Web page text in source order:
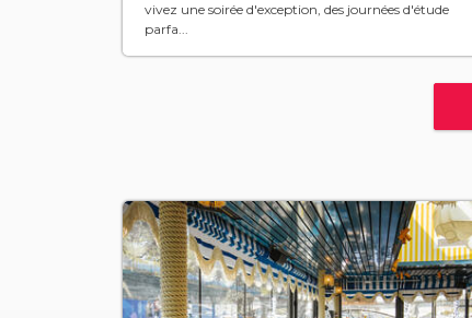
vivez une soirée d'exception, des journées d'étude
parfa...